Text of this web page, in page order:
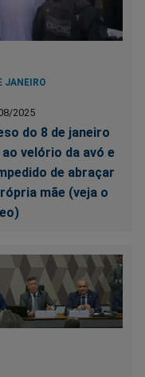
JANEIRO
2025
do 8 de janeiro
ao velório da avó e
de abraçar
mãe (veja o